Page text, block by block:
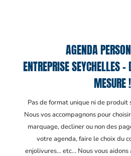
AGENDA
ENTREPRISE SEYCHELLES
MESURE !
Pas de format unique ni de produit
Nous vos accompagnons pour
marquage, decliner ou non des
votre agenda, faire le choix du
enjolivures… etc… Nous vous aidons